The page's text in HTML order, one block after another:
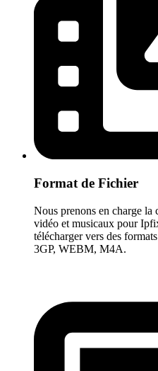
Format de Fichier
Nous prenons en charge la
vidéo et musicaux pour
télécharger vers des
3GP, WEBM, M4A.